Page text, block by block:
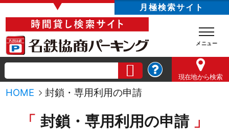
▼ 月極検索サイト
現在地から検索
HOME 封鎖・専用利用の申請
封鎖・専用利用の申請